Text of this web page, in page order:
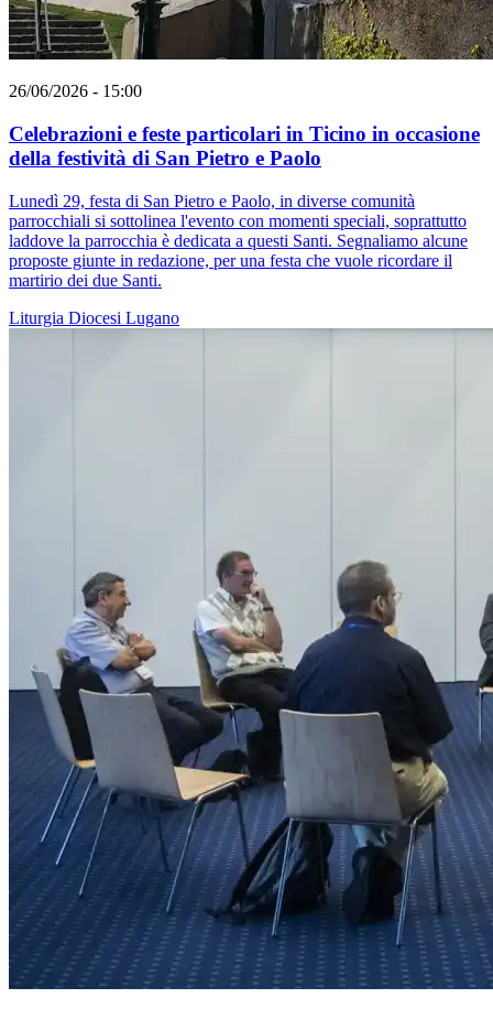
26/06/2026 - 15:00
Celebrazioni e feste particolari in Ticino in occasione
della festività di San Pietro e Paolo
Lunedì 29, festa di San Pietro e Paolo, in diverse comunità
parrocchiali si sottolinea l'evento con momenti speciali, soprattutto
laddove la parrocchia è dedicata a questi Santi. Segnaliamo alcune
proposte giunte in redazione, per una festa che vuole ricordare il
martirio dei due Santi.
Liturgia Diocesi Lugano